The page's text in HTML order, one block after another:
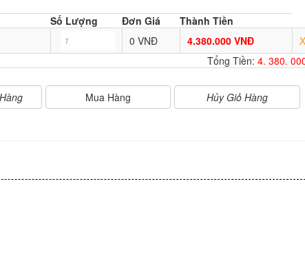
Số Lượng Đơn Giá
Thành Tiền
0 VNĐ 4.380.000 VNĐ
Tổng Tiền: 4. 380.
Mua Hàng